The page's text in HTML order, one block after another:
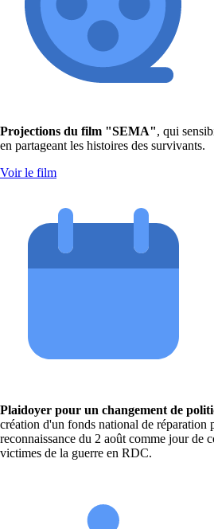
Projections du film "SEMA", qui
en partageant les histoires des survivants.
Voir le film
Plaidoyer pour un changement de
création d'un fonds national de réparation
reconnaissance du 2 août comme jour de
victimes de la guerre en RDC.